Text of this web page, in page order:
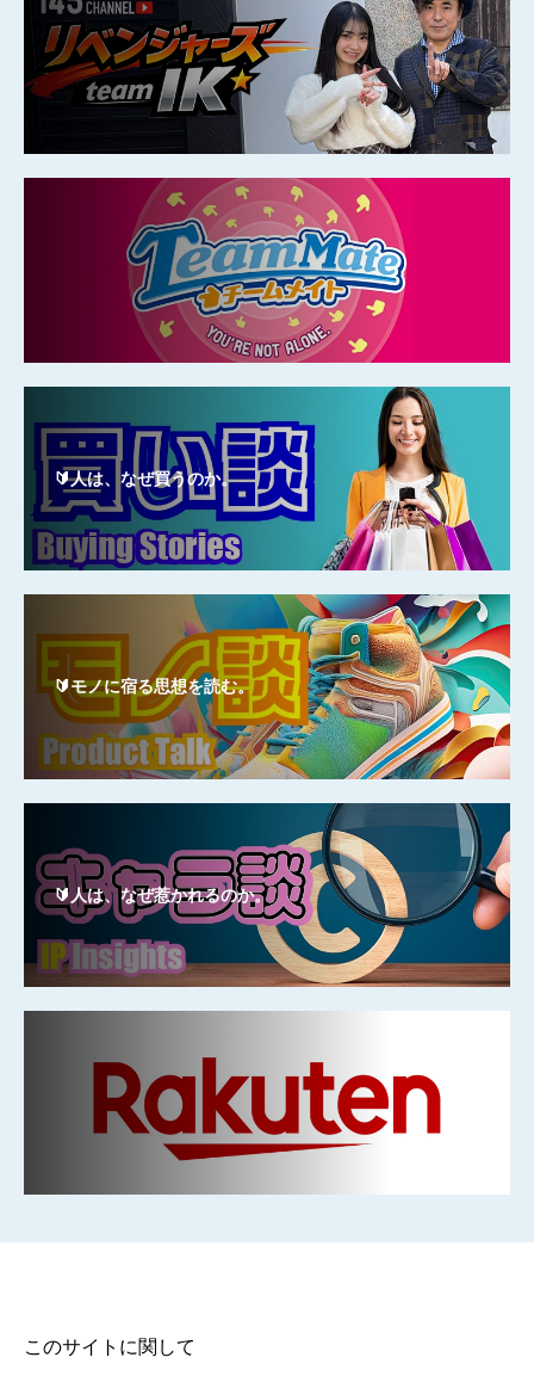
🔰人は、なぜ買うのか。
🔰モノに宿る思想を読む。
🔰人は、なぜ惹かれるのか。
このサイトに関して